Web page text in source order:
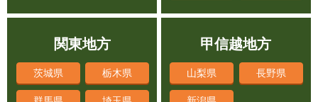
関東地方
茨城県 栃木県
群馬県 埼玉県
甲信越地方
山梨県 長野県
新潟県